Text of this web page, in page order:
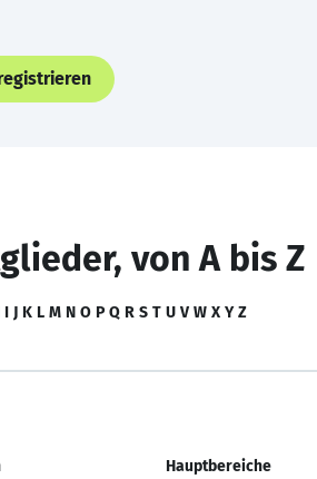
von A bis Z
I J K L M N O P Q R S T U V W X Y Z
Hauptbereiche